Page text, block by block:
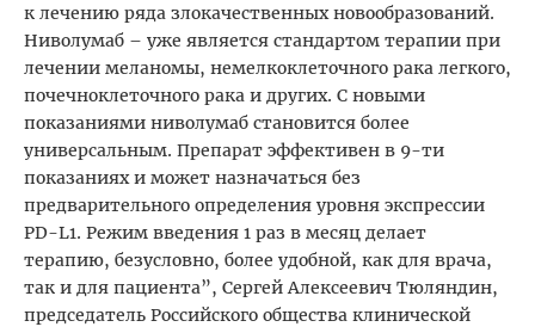
к лечению ряда злокачественных новообразований.
Ниволумаб – уже является стандартом терапии при
лечении меланомы, немелкоклеточного рака легкого,
почечноклеточного рака и других. С новыми
показаниями ниволумаб становится более
универсальным. Препарат эффективен в 9-ти
показаниях и может назначаться без
предварительного определения уровня экспрессии
PD-L1. Режим введения 1 раз в месяц делает
терапию, безусловно, более удобной, как для врача,
так и для пациента”, Сергей Алексеевич Тюляндин,
председатель Российского общества клинической